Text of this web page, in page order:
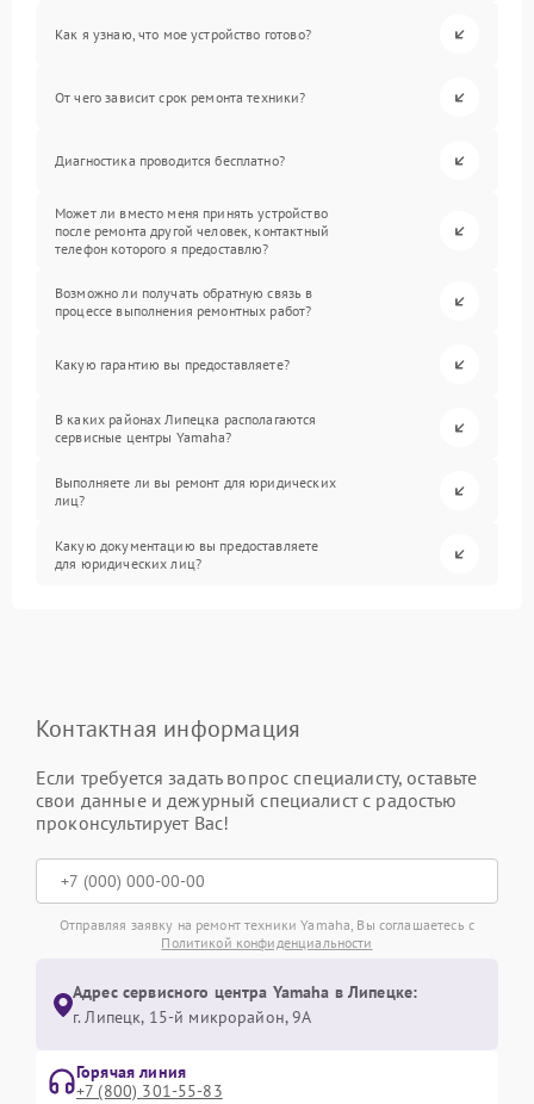
Как я узнаю, что мое устройство готово?
От чего зависит срок ремонта техники?
Диагностика проводится бесплатно?
Может ли вместо меня принять устройство
после ремонта другой человек, контактный
телефон которого я предоставлю?
Возможно ли получать обратную связь в
процессе выполнения ремонтных работ?
Какую гарантию вы предоставляете?
В каких районах Липецка располагаются
сервисные центры Yamaha?
Выполняете ли вы ремонт для юридических
лиц?
Какую документацию вы предоставляете
для юридических лиц?
Контактная информация
Если требуется задать вопрос специалисту, оставьте
свои данные и дежурный специалист с радостью
проконсультирует Вас!
Отправляя заявку на ремонт техники Yamaha, Вы соглашаетесь с
Политикой конфиденциальности
Адрес сервисного центра Yamaha в Липецке:
г. Липецк, 15-й микрорайон, 9А
Горячая линия
+7 (800) 301-55-83